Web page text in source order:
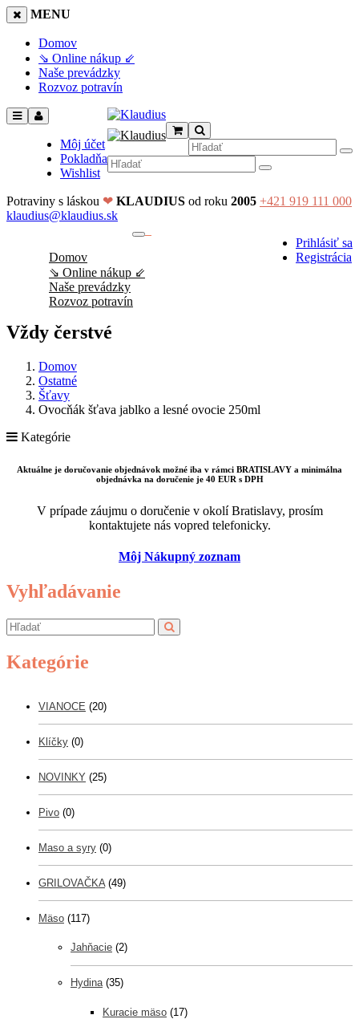
MENU
Domov
⇘ Online nákup ⇙
Naše prevádzky
Rozvoz potravín
Môj účet
Pokladňa
Wishlist
Potraviny s láskou ❤ KLAUDIUS od roku 2005 +421 919 111 000
klaudius@klaudius.sk
Prihlásiť sa
Registrácia
Domov
⇘ Online nákup ⇙
Naše prevádzky
Rozvoz potravín
Vždy čerstvé
Domov
Ostatné
Šťavy
Ovocňák šťava jablko a lesné ovocie 250ml
Kategórie
Aktuálne je doručovanie objednávok možné iba v rámci BRATISLAVY a minimálna
objednávka na doručenie je 40 EUR s DPH
V prípade záujmu o doručenie v okolí Bratislavy, prosím
kontaktujete nás vopred telefonicky.
Môj Nákupný zoznam
Vyhľadávanie
Kategórie
VIANOCE (20)
Klíčky (0)
NOVINKY (25)
Pivo (0)
Maso a syry (0)
GRILOVAČKA (49)
Mäso (117)
Jahňacie (2)
Hydina (35)
Kuracie mäso (17)